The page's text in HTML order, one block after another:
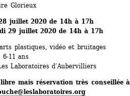
Glorieux
juillet 2020 de 14h à 17h
29 juillet 2020 de 14h à 17h
plastiques, vidéo et bruitages
11 ans
Laboratoires d’Aubervilliers
mais réservation très conseillée à